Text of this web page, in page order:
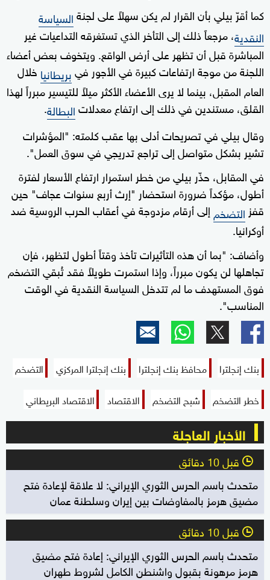
كما أقرّ بيلي بأن القرار لم يكن سهلاً على لجنةالسياسة
النقدية، مرجعاً ذلك إلى التأخر الذي تستغرقه التداعيات غير
المباشرة قبل أن تظهر على أرض الواقع. ويتخوف بعض أعضاء
اللجنة من موجة ارتفاعات كبيرة في الأجور فيبريطانيا خلال
العام المقبل، بينما لا يرى الأعضاء الأكثر ميلاً للتيسير مبرراً لهذا
القلق، مستندين في ذلك إلى ارتفاع معدلاتالبطالة.
وقال بيلي في تصريحات أدلى بها عقب كلمته: "المؤشرات
تشير بشكل متواصل إلى تراجع تدريجي في سوق العمل".
في المقابل، حذّر بيلي من خطر استمرار ارتفاع الأسعار لفترة
أطول، مؤكداً ضرورة استحضار "إرث أربع سنوات عجاف" حين
قفز التضخم إلى أرقام مزدوجة في أعقاب الحرب الروسية ضد
أوكرانيا.
وأضاف: "بما أن هذه التأثيرات تأخذ وقتاً أطول لتظهر، فإن
تجاهلها لن يكون مبرراً، وإذا استمرت طويلاً فقد تُبقي التضخم
فوق المستهدف ما لم تتدخل السياسة النقدية في الوقت
المناسب".
بنك إنجلترا محافظ بنك إنجلترا بنك إنجلترا المركزي
التضخم
خطر التضخم
شبح التضخم الاقتصاد الاقتصاد البريطاني
الأخبار العاجلة
l قبل 10 دقائق
متحدث باسم الحرس الثوري الإيراني: لا علاقة لإعادة فتح
مضيق هرمز بالمفاوضات بين إيران وسلطنة عمان
l قبل 10 دقائق
متحدث باسم الحرس الثوري الإيراني: إعادة فتح مضيق
هرمز مرهونة بقبول واشنطن الكامل لشروط طهران